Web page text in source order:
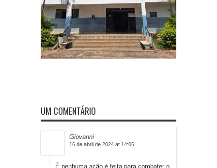
UM COMENTÁRIO
Giovanni
16 de abril de 2024 at 14:06
É nenhuma ação é feita para combater o